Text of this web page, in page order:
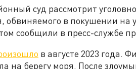
суд рассмотрит
обвиняемого в покушении на
сообщили в пресс-службе
в августе 2023 года.
на берегу моря. После